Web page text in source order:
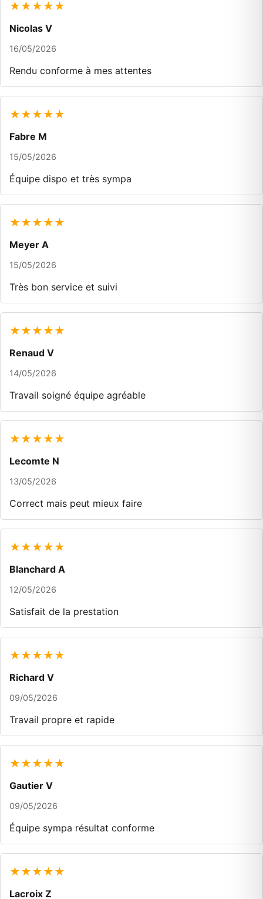
★★★★★
Nicolas V
16/05/2026
Rendu conforme à mes attentes
★★★★★
Fabre M
15/05/2026
Équipe dispo et très sympa
★★★★★
Meyer A
15/05/2026
Très bon service et suivi
★★★★★
Renaud V
14/05/2026
Travail soigné équipe agréable
★★★★★
Lecomte N
13/05/2026
Correct mais peut mieux faire
★★★★★
Blanchard A
12/05/2026
Satisfait de la prestation
★★★★★
Richard V
09/05/2026
Travail propre et rapide
★★★★★
Gautier V
09/05/2026
Équipe sympa résultat conforme
★★★★★
Lacroix Z